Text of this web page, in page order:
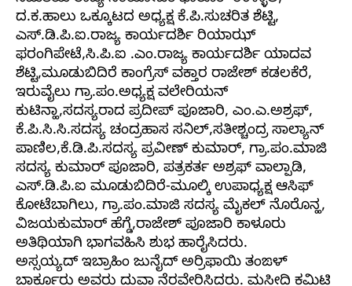
ದ.ಕ.ಹಾಲು ಒಕ್ಕೂಟದ ಅಧ್ಯಕ್ಷ ಕೆ.ಪಿ.ಸುಚರಿತ ಶೆಟ್ಟಿ,
ಎಸ್.ಡಿ.ಪಿ.ಐ.ರಾಜ್ಯ ಕಾರ್ಯದರ್ಶಿ ರಿಯಾಝ್
ಫರಂಗಿಪೇಟೆ,ಸಿ.ಪಿ.ಐ .ಎಂ.ರಾಜ್ಯ ಕಾರ್ಯದರ್ಶಿ ಯಾದವ
ಶೆಟ್ಟಿ,ಮೂಡುಬಿದಿರೆ ಕಾಂಗ್ರೆಸ್ ವಕ್ತಾರ ರಾಜೇಶ್ ಕಡಲಕೆರೆ,
ಇರುವೈಲು ಗ್ರಾ.ಪಂ.ಅಧ್ಯಕ್ಷ ವಲೇರಿಯನ್
ಕುಟಿನ್ಹಾ,ಸದಸ್ಯರಾದ ಪ್ರದೀಪ್ ಪೂಜಾರಿ, ಎಂ.ಎ.ಅಶ್ರಫ್,
ಕೆ.ಪಿ.ಸಿ.ಸಿ‌.ಸದಸ್ಯ ಚಂದ್ರಹಾಸ ಸನಿಲ್,ಸತೀಶ್ಚಂದ್ರ ಸಾಲ್ಯಾನ್
ಪಾಣಿಲ,ಕೆ.ಡಿ.ಪಿ.ಸದಸ್ಯ ಪ್ರವೀಣ್ ಕುಮಾರ್, ಗ್ರಾ.ಪಂ.ಮಾಜಿ
ಸದಸ್ಯ ಕುಮಾರ್ ಪೂಜಾರಿ, ಪತ್ರಕರ್ತ ಅಶ್ರಫ್ ವಾಲ್ಪಾಡಿ,
ಎಸ್.ಡಿ.ಪಿ.ಐ ಮೂಡುಬಿದಿರೆ-ಮೂಲ್ಕಿ ಉಪಾಧ್ಯಕ್ಷ ಆಸಿಫ್
ಕೋಟೆಬಾಗಿಲು, ಗ್ರಾ.ಪಂ.ಮಾಜಿ ಸದಸ್ಯ ಮೈಕಲ್‌ ನೊರೊನ್ಹ,
ವಿಜಯಕುಮಾರ್ ಹೆಗ್ಡೆ,ರಾಜೇಶ್ ಪೂಜಾರಿ ಕಾಳೂರು
ಅತಿಥಿಯಾಗಿ ಭಾಗವಹಿಸಿ ಶುಭ ಹಾರೈಸಿದರು.
ಅಸ್ಸಯ್ಯದ್ ಇಬ್ರಾಹಿಂ ಜುನೈದ್ ಅರ್ರಿಫಾಯಿ ತಂಙಳ್